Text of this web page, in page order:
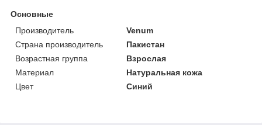
Основные
Производитель
Venum
Страна производитель
Пакистан
Возрастная группа
Взрослая
Материал
Натуральная кожа
Цвет
Синий